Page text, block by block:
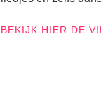
BEKIJK HIER DE